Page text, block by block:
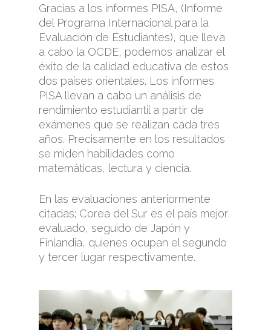
Gracias a los informes PISA, (Informe
del Programa Internacional para la
Evaluación de Estudiantes), que lleva
a cabo la OCDE, podemos analizar el
éxito de la calidad educativa de estos
dos países orientales. Los informes
PISA llevan a cabo un análisis de
rendimiento estudiantil a partir de
exámenes que se realizan cada tres
años. Precisamente en los resultados
se miden habilidades como
matemáticas, lectura y ciencia.
En las evaluaciones anteriormente
citadas; Corea del Sur es el país mejor
evaluado, seguido de Japón y
Finlandia, quienes ocupan el segundo
y tercer lugar respectivamente.